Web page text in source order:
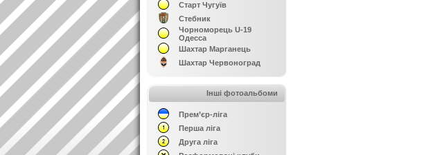
Старт Чугуїв
Стебник
Чорноморець U-19
Одесса
Шахтар Марганець
Шахтар Червоноград
Інші фотоальбоми
Прем’єр-ліга
Перша ліга
Друга ліга